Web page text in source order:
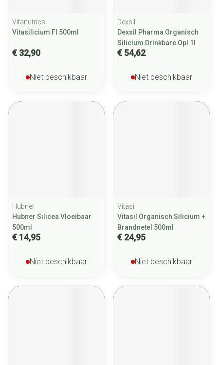
Vitanutrics
Vitasilicium Fl 500ml
€ 32,90
Niet beschikbaar
Dexsil
Dexsil Pharma Organisch
Silicium Drinkbare Opl 1l
€ 54,62
Niet beschikbaar
Hubner
Hubner Silicea Vloeibaar
500ml
€ 14,95
Niet beschikbaar
Vitasil
Vitasil Organisch Silicium +
Brandnetel 500ml
€ 24,95
Niet beschikbaar